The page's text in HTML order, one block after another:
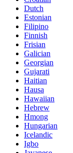
Dutch
Estonian
Filipino
Finnish
Frisian
Galician
Georgian
Gujarati
Haitian
Hausa
Hawaiian
Hebrew
Hmong
Hungarian
Icelandic
Igbo